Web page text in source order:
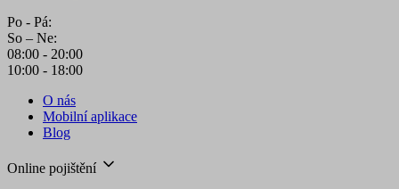
Po - Pá:
So – Ne:
08:00 - 20:00
10:00 - 18:00
O nás
Mobilní aplikace
Blog
Online pojištění